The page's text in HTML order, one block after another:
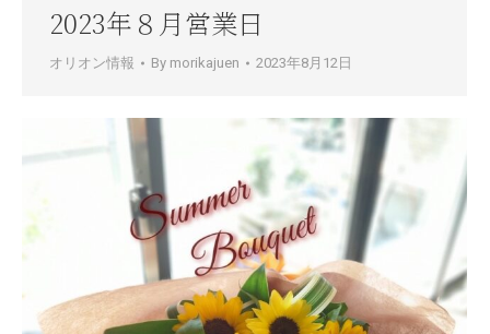
2023年８月営業日
オリオン情報 By morikajuen 2023年8月12日